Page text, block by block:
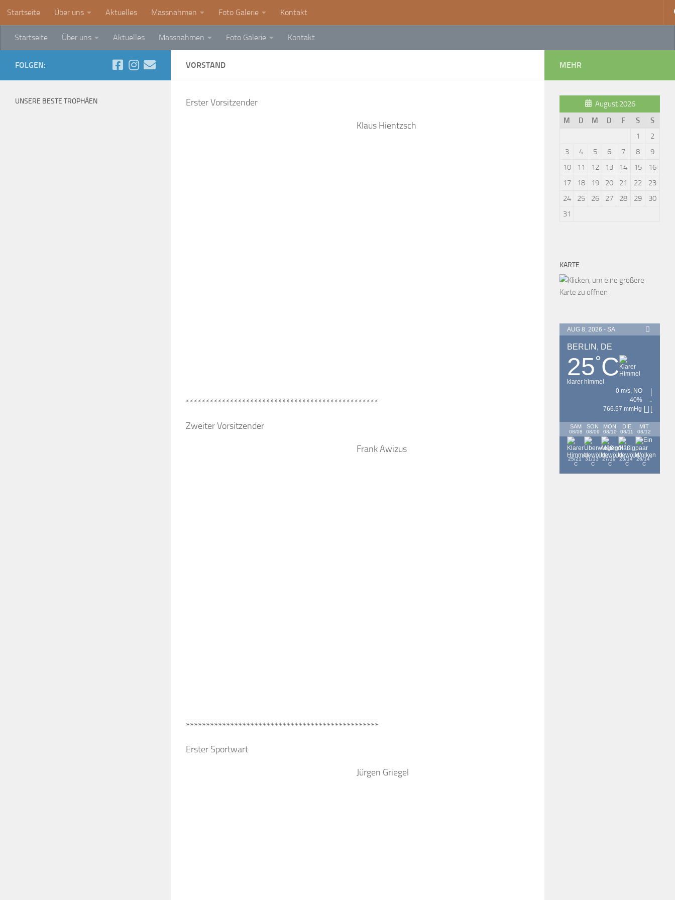
Zum Inhalt springen
Startseite Über uns Aktuelles Massnahmen Foto Galerie Kontakt
Startseite Über uns Aktuelles Massnahmen Foto Galerie Kontakt
VORSTAND
Erster Vorsitzender
Klaus Hientzsch
************************************************
Zweiter Vorsitzender
Frank Awizus
************************************************
Erster Sportwart
Jürgen Griegel
FOLGEN:
UNSERE BESTE TROPHÄEN
MEHR
August 2026
M
D M D F S
S
1
2
3
4 5 6 7 8
9
10
11 12 13 14 15
16
17
18 19 20 21 22
23
24
25 26 27 28 29
30
31
KARTE
AUG 8, 2026 - SA
BERLIN, DE
25°C
klarer himmel
0 m/s, NO
40%
766.57 mmHg
SAM
08/08
SON
08/09
MON
08/10
DIE
08/11
MIT
08/12
25/21°
C
31/13°
C
27/19°
C
23/14°
C
26/14°
C